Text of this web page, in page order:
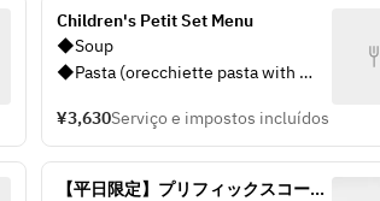
Children's Petit Set Menu
◆Soup
◆Pasta (orecchiette pasta with
◆Hamburger steak
◆Vanilla ice cream
◆A glass of  juice
¥3,630Serviço e impostos incluídos
【平日限定】プリフィックスコース